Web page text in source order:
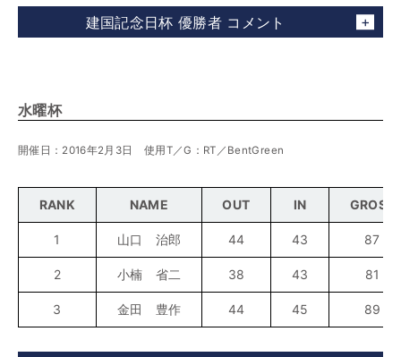
建国記念日杯 優勝者 コメント
水曜杯
開催日：2016年2月3日 使用T／G：RT／BentGreen
RANK NAME OUT IN GROSS
1 山口 治郎 44 43 87
2 小楠 省二 38 43 81
3 金田 豊作 44 45 89